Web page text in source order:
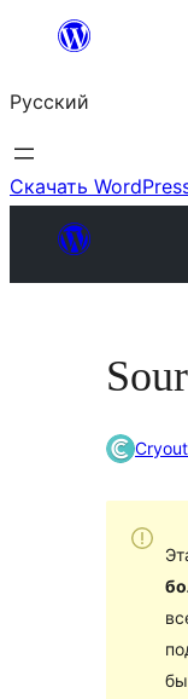
Перейти
содержимому
Русский
Скачать
Sour